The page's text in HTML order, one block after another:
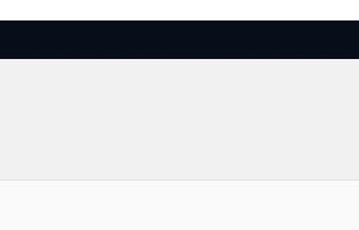
Esophageal Cancer